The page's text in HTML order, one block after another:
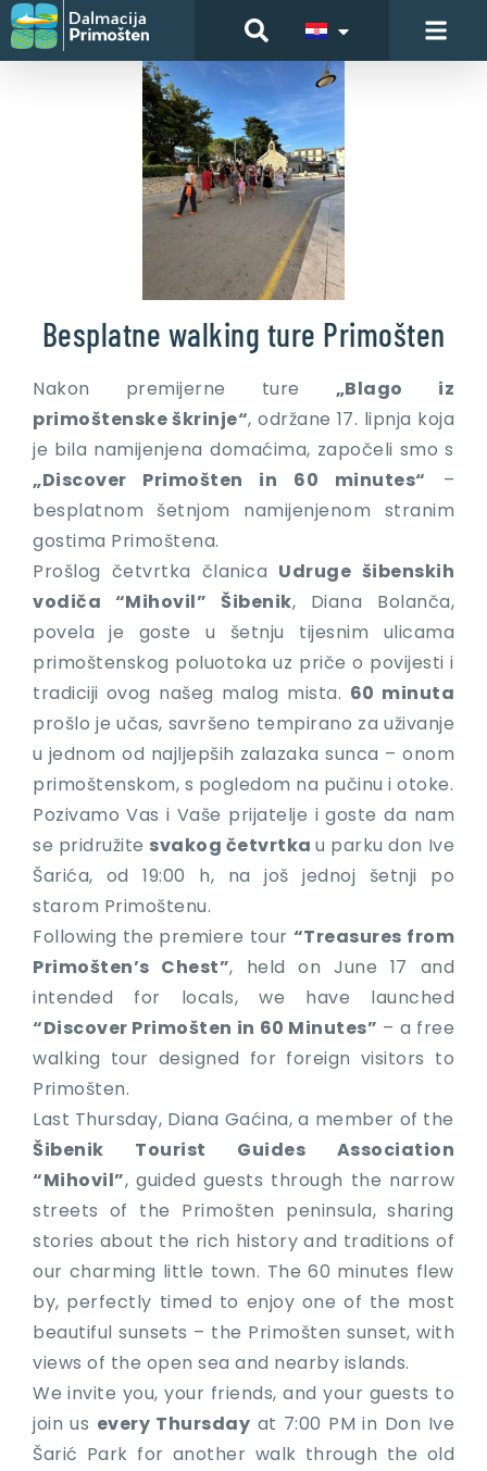
Besplatne walking ture Primošten
Nakon premijerne ture „Blago iz
primoštenske škrinje“, održane 17. lipnja koja
je bila namijenjena domaćima, započeli smo s
„Discover Primošten in 60 minutes“ –
besplatnom šetnjom namijenjenom stranim
gostima Primoštena.
Prošlog četvrtka članica Udruge šibenskih
vodiča “Mihovil” Šibenik, Diana Bolanča,
povela je goste u šetnju tijesnim ulicama
primoštenskog poluotoka uz priče o povijesti i
tradiciji ovog našeg malog mista. 60 minuta
prošlo je učas, savršeno tempirano za uživanje
u jednom od najljepših zalazaka sunca – onom
primoštenskom, s pogledom na pučinu i otoke.
Pozivamo Vas i Vaše prijatelje i goste da nam
se pridružite svakog četvrtkau parku don Ive
Šarića, od 19:00 h, na još jednoj šetnji po
starom Primoštenu.
Following the premiere tour “Treasures from
Primošten’s Chest”, held on June 17 and
intended for locals, we have launched
“Discover Primošten in 60 Minutes” – a free
walking tour designed for foreign visitors to
Primošten.
Last Thursday, Diana Gaćina, a member of the
Šibenik Tourist Guides Association
“Mihovil”, guided guests through the narrow
streets of the Primošten peninsula, sharing
stories about the rich history and traditions of
our charming little town. The 60 minutes flew
by, perfectly timed to enjoy one of the most
beautiful sunsets – the Primošten sunset, with
views of the open sea and nearby islands.
We invite you, your friends, and your guests to
join us every Thursday at 7:00 PM in Don Ive
Šarić Park for another walk through the old